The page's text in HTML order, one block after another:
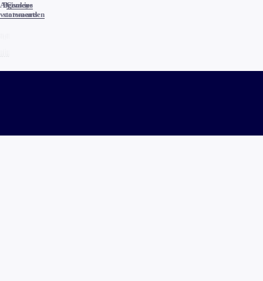
Algemene
voorwaarden
Privacy
statements
Cookies